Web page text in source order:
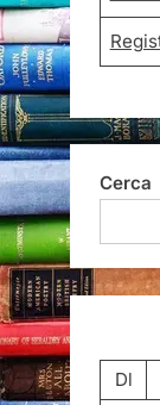
Cerca
Dl